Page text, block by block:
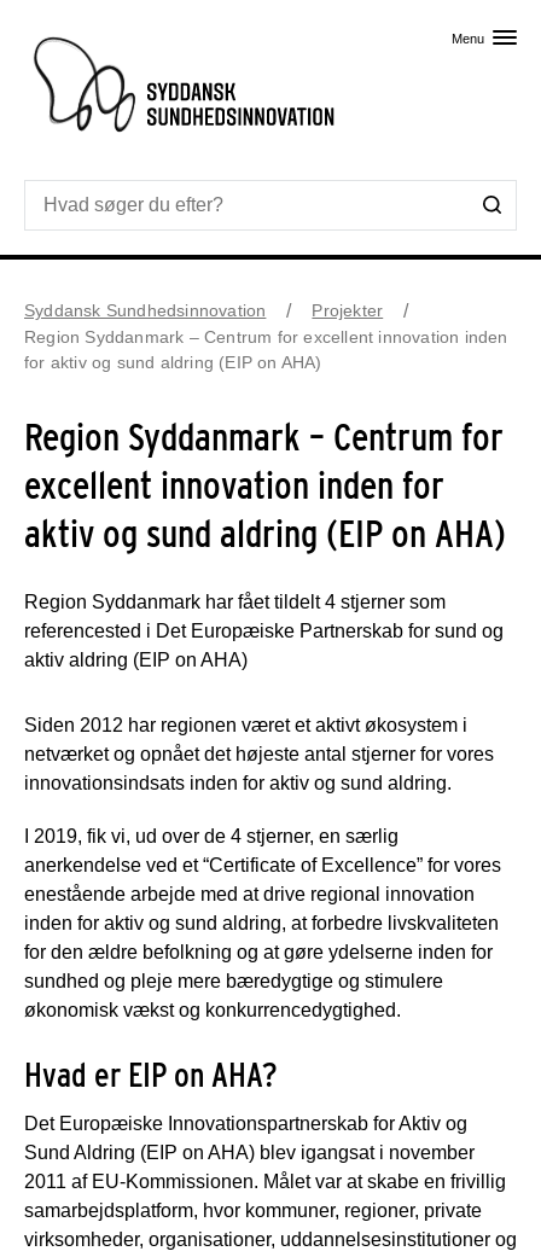
Menu
Syddansk Sundhedsinnovation
Projekter
Region Syddanmark – Centrum for excellent innovation inden
for aktiv og sund aldring (EIP on AHA)
Region Syddanmark – Centrum for
excellent innovation inden for
aktiv og sund aldring (EIP on AHA)
Region Syddanmark har fået tildelt 4 stjerner som
referencested i Det Europæiske Partnerskab for sund og
aktiv aldring (EIP on AHA)
Siden 2012 har regionen været et aktivt økosystem i
netværket og opnået det højeste antal stjerner for vores
innovationsindsats inden for aktiv og sund aldring.
I 2019, fik vi, ud over de 4 stjerner, en særlig
anerkendelse ved et “Certificate of Excellence” for vores
enestående arbejde med at drive regional innovation
inden for aktiv og sund aldring, at forbedre livskvaliteten
for den ældre befolkning og at gøre ydelserne inden for
sundhed og pleje mere bæredygtige og stimulere
økonomisk vækst og konkurrencedygtighed.
Hvad er EIP on AHA?
Det Europæiske Innovationspartnerskab for Aktiv og
Sund Aldring (EIP on AHA) blev igangsat i november
2011 af EU-Kommissionen. Målet var at skabe en frivillig
samarbejdsplatform, hvor kommuner, regioner, private
virksomheder, organisationer, uddannelsesinstitutioner og